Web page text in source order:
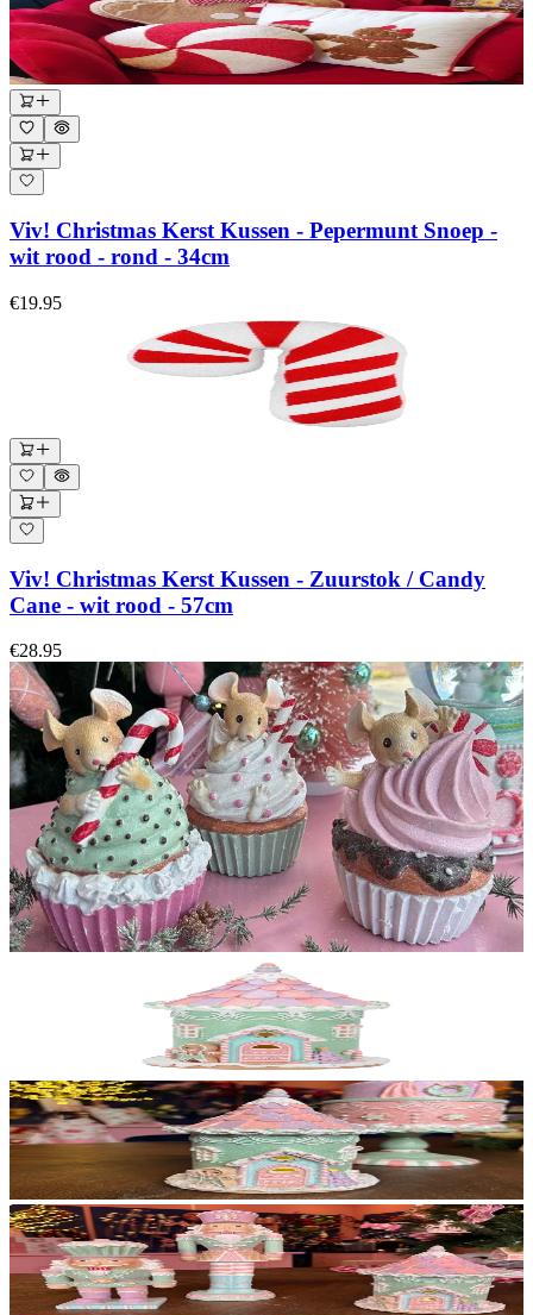
Viv! Christmas Kerst Kussen - Pepermunt Snoep -
wit rood - rond - 34cm
€19.95
Viv! Christmas Kerst Kussen - Zuurstok / Candy
Cane - wit rood - 57cm
€28.95